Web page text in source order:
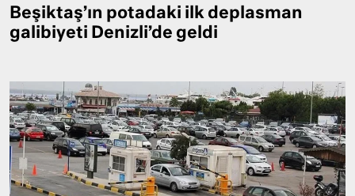
Beşiktaş’ın potadaki ilk deplasman
galibiyeti Denizli’de geldi